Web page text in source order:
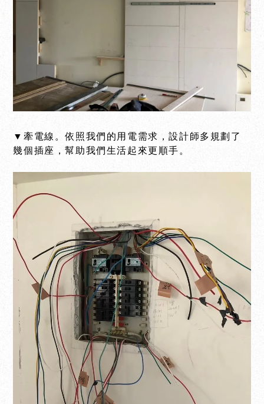
▼牽電線。依照我們的用電需求，設計師多規劃了
幾個插座，幫助我們生活起來更順手。